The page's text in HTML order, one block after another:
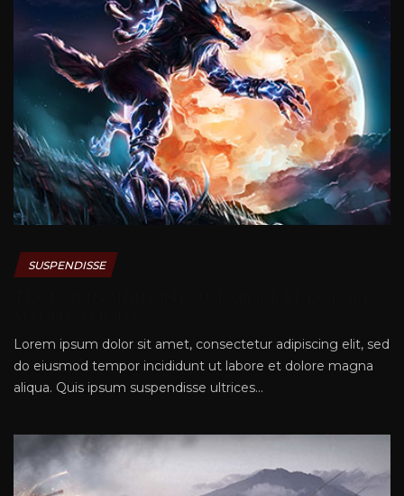
SUSPENDISSE
Lorem ipsum dolor sit amet, consectetur adipiscing elit, sed
do eiusmod tempor incididunt ut labore et dolore magna
aliqua. Quis ipsum suspendisse ultrices...